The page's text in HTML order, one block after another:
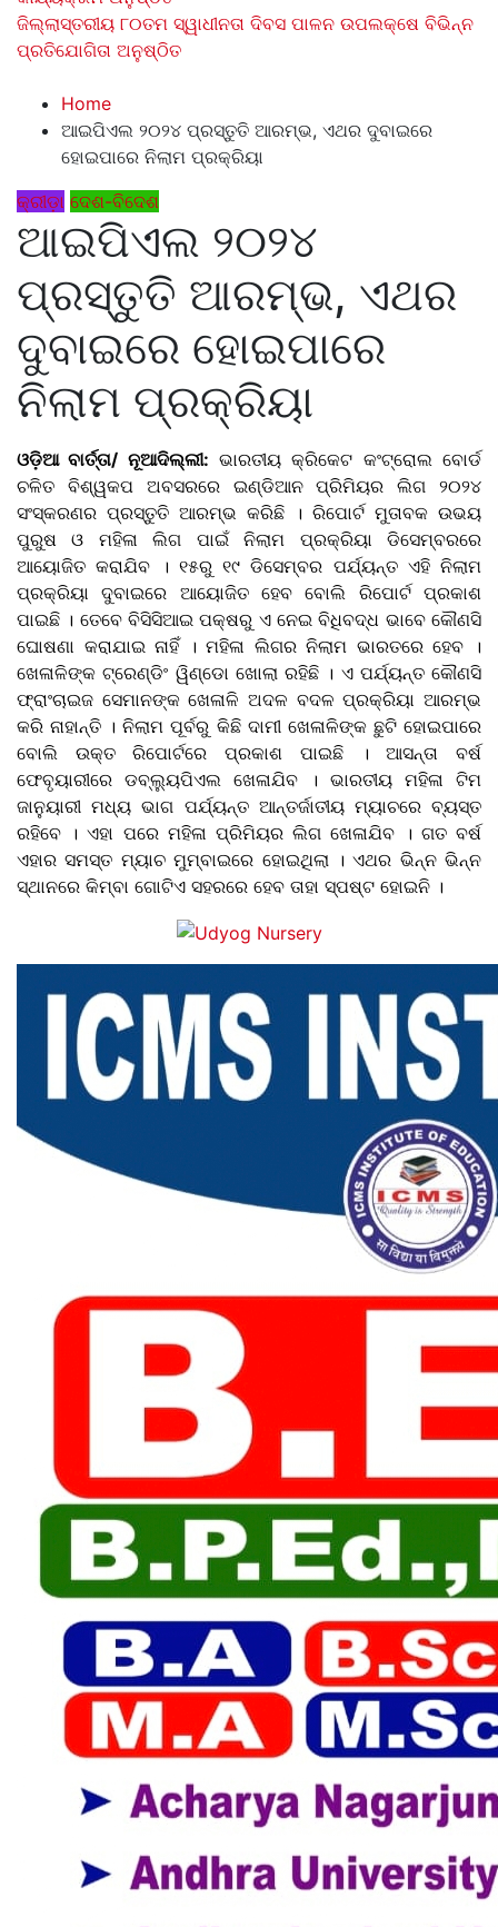
ଜିଲ୍ଲାସ୍ତରୀୟ ୮୦ତମ ସ୍ୱାଧୀନତା ଦିବସ ପାଳନ ଉପଲକ୍ଷେ ବିଭିନ୍ନ
ପ୍ରତିଯୋଗିତା ଅନୁଷ୍ଠିତ
Home
ଆଇପିଏଲ ୨୦୨୪ ପ୍ରସ୍ତୁତି ଆରମ୍ଭ, ଏଥର ଦୁବାଇରେ
ହୋଇପାରେ ନିଲାମ ପ୍ରକ୍ରିୟା
କ୍ରୀଡ଼ା ଦେଶ-ବିଦେଶ
ଆଇପିଏଲ ୨୦୨୪
ପ୍ରସ୍ତୁତି ଆରମ୍ଭ, ଏଥର
ଦୁବାଇରେ ହୋଇପାରେ
ନିଲାମ ପ୍ରକ୍ରିୟା
ଓଡ଼ିଆ ବାର୍ତ୍ତା/ ନୂଆଦିଲ୍ଲୀ: ଭାରତୀୟ କ୍ରିକେଟ କଂଟ୍ରୋଲ ବୋର୍ଡ
ଚଳିତ ବିଶ୍ୱକପ ଅବସରରେ ଇଣ୍ଡିଆନ ପ୍ରିମିୟର ଲିଗ ୨୦୨୪
ସଂସ୍କରଣର ପ୍ରସ୍ତୁତି ଆରମ୍ଭ କରିଛି । ରିପୋର୍ଟ ମୁତାବକ ଉଭୟ
ପୁରୁଷ ଓ ମହିଳା ଲିଗ ପାଇଁ ନିଲାମ ପ୍ରକ୍ରିୟା ଡିସେମ୍ବରରେ
ଆୟୋଜିତ କରାଯିବ । ୧୫ରୁ ୧୯ ଡିସେମ୍ବର ପର୍ଯ୍ୟନ୍ତ ଏହି ନିଲାମ
ପ୍ରକ୍ରିୟା ଦୁବାଇରେ ଆୟୋଜିତ ହେବ ବୋଲି ରିପୋର୍ଟ ପ୍ରକାଶ
ପାଇଛି । ତେବେ ବିସିସିଆଇ ପକ୍ଷରୁ ଏ ନେଇ ବିଧିବଦ୍ଧ ଭାବେ କୌଣସି
ଘୋଷଣା କରାଯାଇ ନାହିଁ । ମହିଳା ଲିଗର ନିଲାମ ଭାରତରେ ହେବ ।
ଖେଳାଳିଙ୍କ ଟ୍ରେଣ୍ଡିଂ ୱିଣ୍ଡୋ ଖୋଲା ରହିଛି । ଏ ପର୍ଯ୍ୟନ୍ତ କୌଣସି
ଫ୍ରାଂଚାଇଜ ସେମାନଙ୍କ ଖେଳାଳି ଅଦଳ ବଦଳ ପ୍ରକ୍ରିୟା ଆରମ୍ଭ
କରି ନାହାନ୍ତି ।ନିଲାମ ପୂର୍ବରୁ କିଛି ଦାମୀ ଖେଳାଳିଙ୍କ ଛୁଟି ହୋଇପାରେ
ବୋଲି ଉକ୍ତ ରିପୋର୍ଟରେ ପ୍ରକାଶ ପାଇଛି । ଆସନ୍ତା ବର୍ଷ
ଫେବୃୟାରୀରେ ଡବ୍ଲ୍ୟୁପିଏଲ ଖେଳାଯିବ । ଭାରତୀୟ ମହିଳା ଟିମ
ଜାନୁୟାରୀ ମଧ୍ୟ ଭାଗ ପର୍ଯ୍ୟନ୍ତ ଆନ୍ତର୍ଜାତୀୟ ମ୍ୟାଚରେ ବ୍ୟସ୍ତ
ରହିବେ । ଏହା ପରେ ମହିଳା ପ୍ରିମିୟର ଲିଗ ଖେଳାଯିବ । ଗତ ବର୍ଷ
ଏହାର ସମସ୍ତ ମ୍ୟାଚ ମୁମ୍ବାଇରେ ହୋଇଥିଲା । ଏଥର ଭିନ୍ନ ଭିନ୍ନ
ସ୍ଥାନରେ କିମ୍ବା ଗୋଟିଏ ସହରରେ ହେବ ତାହା ସ୍ପଷ୍ଟ ହୋଇନି ।